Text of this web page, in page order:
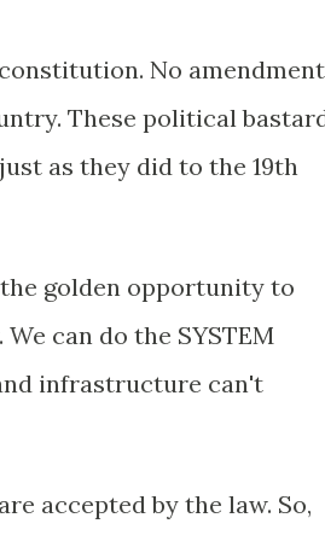
No
These political
as they did to the 19th
golden opportunity to
can do the SYSTEM
infrastructure can't
accepted by the law. So,